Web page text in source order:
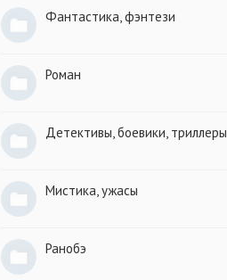
Фантастика, фэнтези
Роман
Детективы, боевики, триллеры
Мистика, ужасы
Ранобэ